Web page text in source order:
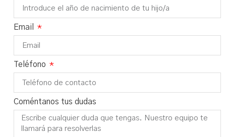
Email
Teléfono
Coméntanos tus dudas